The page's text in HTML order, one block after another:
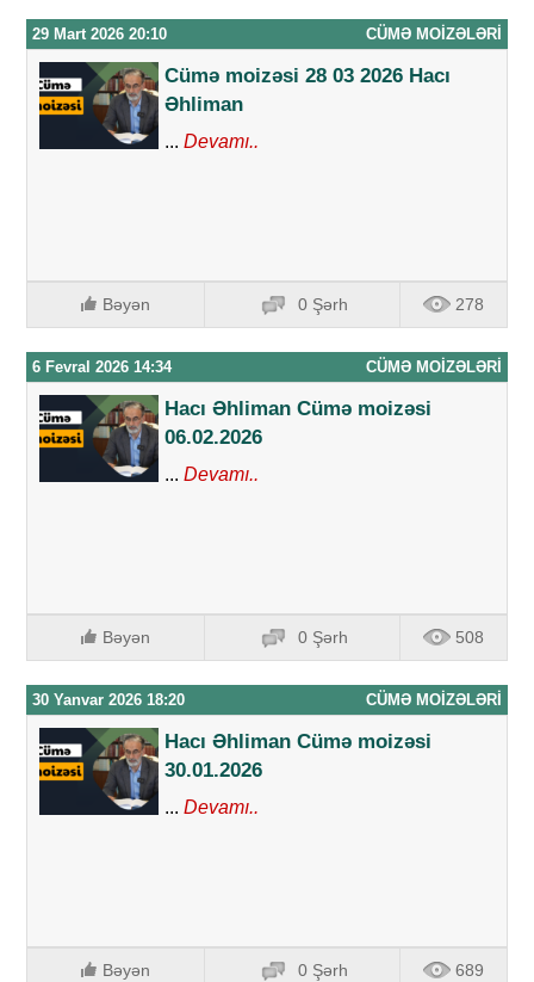
29 Mart 2026 20:10 CÜMƏ MOIZƏLƏRI
Cümə moizəsi 28 03 2026 Hacı
Əhliman
... Devamı..
Bəyən 0 Şərh 278
6 Fevral 2026 14:34 CÜMƏ MOIZƏLƏRI
Hacı Əhliman Cümə moizəsi
06.02.2026
... Devamı..
Bəyən 0 Şərh 508
30 Yanvar 2026 18:20 CÜMƏ MOIZƏLƏRI
Hacı Əhliman Cümə moizəsi
30.01.2026
... Devamı..
Bəyən 0 Şərh 689